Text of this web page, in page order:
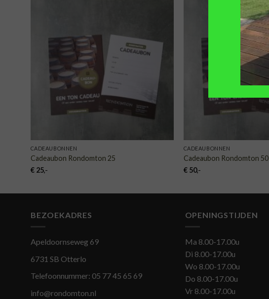
VERLANGLIJST
CADEAUBONNEN
Cadeaubon Rondomton 25
€25,-
CADEAUBONNEN
Cadeaubon Rondomton 50
€50,-
BEZOEKADRES
Apeldoornseweg 69
6731 SB Otterlo
Telefoonnummer: 05 77 45 65 69
info@rondomton.nl
OPENINGSTIJDEN
Ma 8.00-17.00u
Di 8.00-17.00u
Wo 8.00-17.00u
Do 8.00-17.00u
Vr 8.00-17.00u